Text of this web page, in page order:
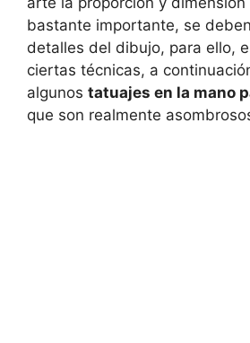
bastante importante, se
detalles del dibujo, para ello,
ciertas técnicas, a
algunos tatuajes en la mano
que son realmente